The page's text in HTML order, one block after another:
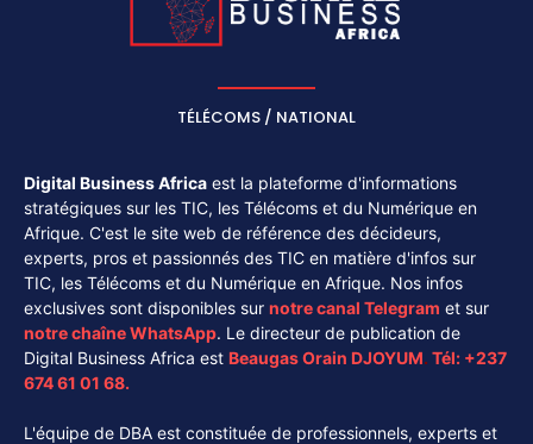
TÉLÉCOMS / NATIONAL
Digital Business Africa est la plateforme d'informations
stratégiques sur les TIC, les Télécoms et du Numérique en
Afrique. C'est le site web de référence des décideurs,
experts, pros et passionnés des TIC en matière d'infos sur
TIC, les Télécoms et du Numérique en Afrique. Nos infos
exclusives sont disponibles sur notre canal Telegram et sur
notre chaîneWhatsApp. Le directeur de publication de
Digital Business Africa est Beaugas Orain DJOYUM. Tél: +237
674 61 01 68.
L'équipe de DBA est constituée de professionnels, experts et